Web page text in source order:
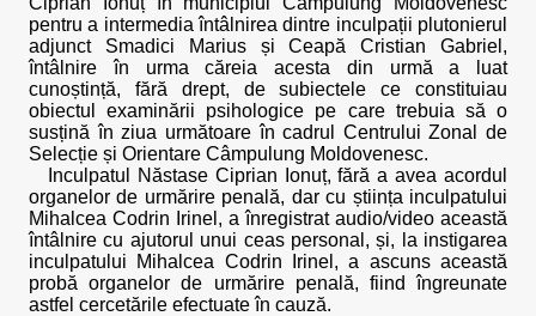
pentru a intermedia întâlnirea dintre inculpații plutonierul
adjunct Smadici Marius și Ceapă Cristian Gabriel,
întâlnire în urma căreia acesta din urmă a luat
cunoștință, fără drept, de subiectele ce constituiau
obiectul examinării psihologice pe care trebuia să o
susțină în ziua următoare în cadrul Centrului Zonal de
Selecție și Orientare Câmpulung Moldovenesc.
Inculpatul Năstase Ciprian Ionuț, fără a avea acordul
organelor de urmărire penală, dar cu știința inculpatului
Mihalcea Codrin Irinel, a înregistrat audio/video această
întâlnire cu ajutorul unui ceas personal, și, la instigarea
inculpatului Mihalcea Codrin Irinel, a ascuns această
probă organelor de urmărire penală, fiind îngreunate
astfel cercetările efectuate în cauză.